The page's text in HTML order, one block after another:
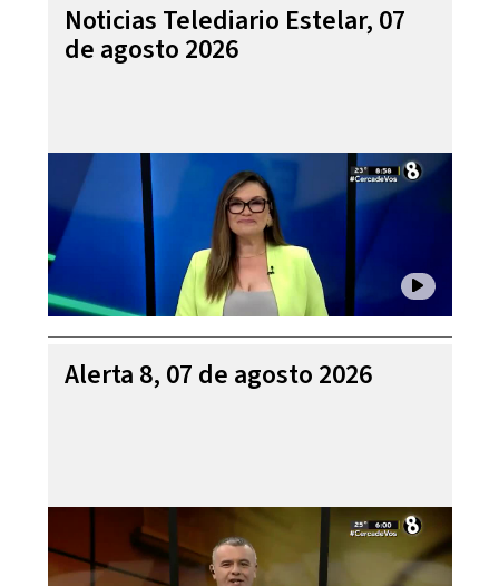
Noticias Telediario Estelar, 07
de agosto 2026
Alerta 8, 07 de agosto 2026